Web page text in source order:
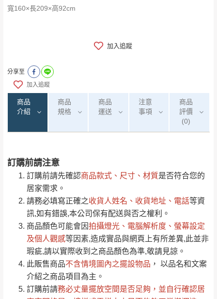
​​​​​​​寬160×長209×高92cm
加入追蹤
分享至
加入追蹤
商品
介紹
商品
規格
商品
運送
注意
事項
商品
評價
(0)
訂購前請注意
訂購前請先確認商品款式、尺寸、材質是否符合您的
居家需求。
請務必填寫正確之收貨人姓名、收貨地址、電話等資
訊,如有錯誤,本公司保有配送與否之權利。
商品顏色可能會因拍攝燈光、電腦解析度、螢幕設定
及個人觀感等因素,造成實品與網頁上有所差異,此並非
瑕疵,請以實際收到之商品顏色為準,敬請見諒。
此販售商品不含情境圖內之擺設物品 ， 以品名和文案
介紹之商品項目為主。
訂購前請務必丈量擺放空間是否足夠 ，並自行確認居
運 費 說 明
運送地區 運送費用
偏遠地區
（請先線上詢問 LINE
→@dershin ）
桃園 復興鄉
峨眉鄉、五峰鄉、
注意事項：
由於品項繁多，網頁無法及時更新，如有需
要購買商品，請於出發前來電或到「官方
Line客服」來信確認商品是否有「現貨」與
「金額」。
若商品價格或庫存有異常，商家有權取消訂
單。部分網路商品恕無法更改原設計或客製，敬請
見諒！
接單後二日內(不含例假日)，我們客服會與您
電話聯絡或E-Mail通知確認訂單。
0/5 (0)筆
全部 依評論高至低排列
依評論低至高排列 只顯示附上圖片
只顯示附上評論